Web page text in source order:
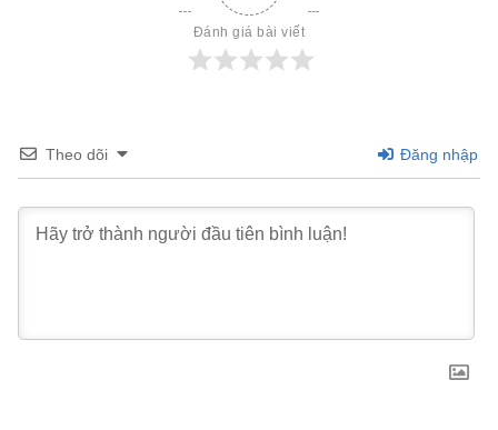
Đánh giá bài viết
Theo dõi Đăng nhập